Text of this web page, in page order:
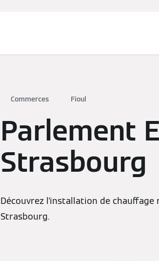
Commerces Fioul
Parlement
Strasbourg
Découvrez l'installation de chauffage
Strasbourg.